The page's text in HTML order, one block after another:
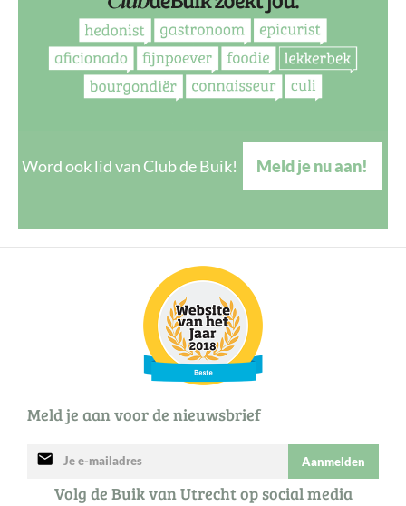
Word ook lid van Club de Buik! Meld je nu aan!
Meld je aan voor de nieuwsbrief
mail Aanmelden
Volg de Buik van Utrecht op social media